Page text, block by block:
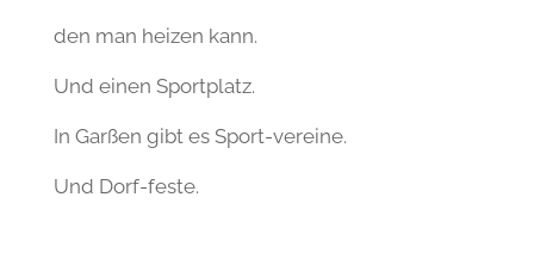
den man heizen kann.
Und einen Sportplatz.
In Garßen gibt es Sport-vereine.
Und Dorf-feste.